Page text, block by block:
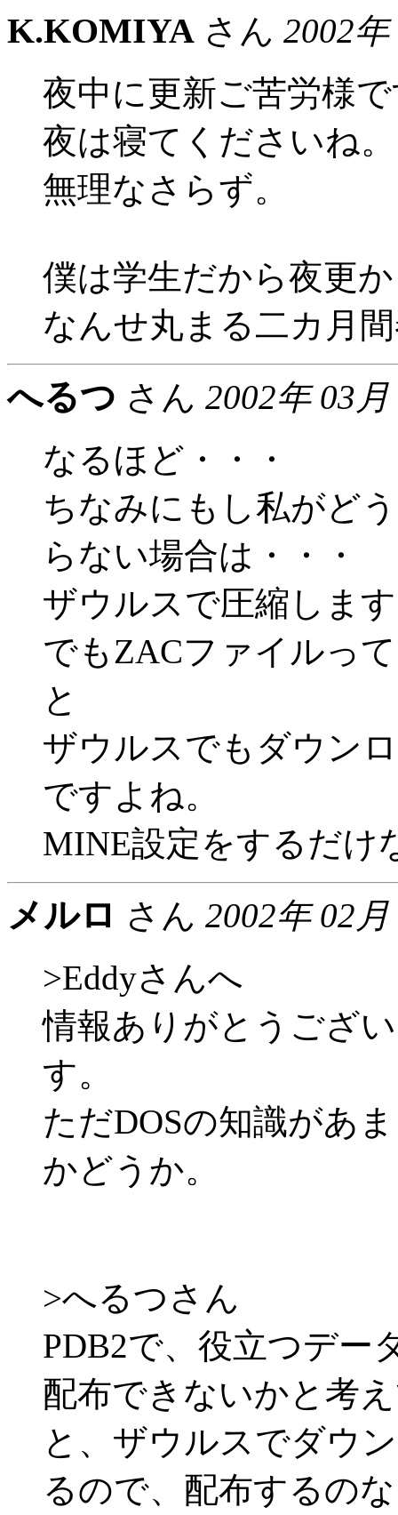
K.KOMIYA さん 2002
夜中に更新ご苦労様
夜は寝てくださいね。
無理なさらず。
僕は学生だから夜更
なんせ丸まる二カ月
へるつ さん 2002年 03
なるほど・・・
ちなみにもし私がど
らない場合は・・・
ザウルスで圧縮しま
でもZACファイルっ
と
ザウルスでもダウン
ですよね。
MINE設定をするだけ
メルロ さん 2002年 02
>Eddyさんへ
情報ありがとうござ
す。
ただDOSの知識があ
かどうか。
>へるつさん
PDB2で、役立つデー
配布できないかと考
と、ザウルスでダウ
るので、配布するの